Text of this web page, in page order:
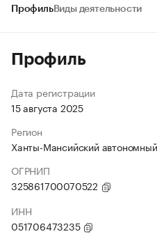
ПрофильВиды деятельности
Профиль
Дата регистрации
15 августа 2025
Регион
Ханты-Мансийский
ОГРНИП
325861700070522
ИНН
051706473235